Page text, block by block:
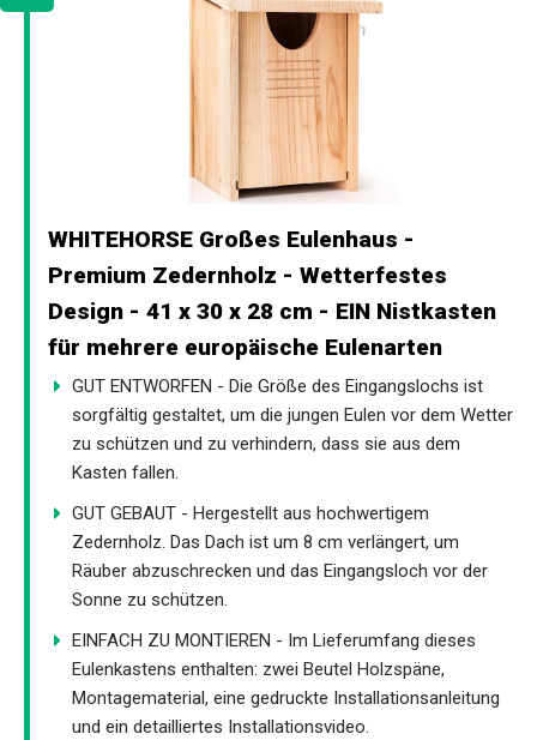
WHITEHORSE Großes Eulenhaus -
Premium Zedernholz - Wetterfestes
Design - 41 x 30 x 28 cm - EIN Nistkasten
für mehrere europäische Eulenarten
GUT ENTWORFEN - Die Größe des Eingangslochs ist
sorgfältig gestaltet, um die jungen Eulen vor dem Wetter
zu schützen und zu verhindern, dass sie aus dem
Kasten fallen.
GUT GEBAUT - Hergestellt aus hochwertigem
Zedernholz. Das Dach ist um 8 cm verlängert, um
Räuber abzuschrecken und das Eingangsloch vor der
Sonne zu schützen.
EINFACH ZU MONTIEREN - Im Lieferumfang dieses
Eulenkastens enthalten: zwei Beutel Holzspäne,
Montagematerial, eine gedruckte Installationsanleitung
und ein detailliertes Installationsvideo.